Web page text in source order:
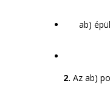
ab)
2. Az ab)